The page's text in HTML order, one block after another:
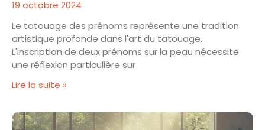
19 octobre 2024
Le tatouage des prénoms représente une tradition
artistique profonde dans l'art du tatouage.
L'inscription de deux prénoms sur la peau nécessite
une réflexion particulière sur
Lire la suite »